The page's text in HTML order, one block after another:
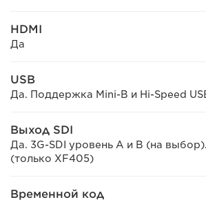
HDMI
Да
USB
Да. Поддержка Mini-B и Hi-Speed
Выход SDI
Да. 3G-SDI уровень A и B (на
(только XF405)
Временной код